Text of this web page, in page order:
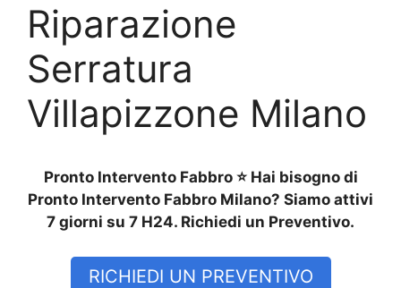
Riparazione
Serratura
Villapizzone Milano
Pronto Intervento Fabbro ⭐ Hai bisogno di
Pronto Intervento Fabbro Milano? Siamo attivi
7 giorni su 7 H24. Richiedi un Preventivo.
RICHIEDI UN PREVENTIVO